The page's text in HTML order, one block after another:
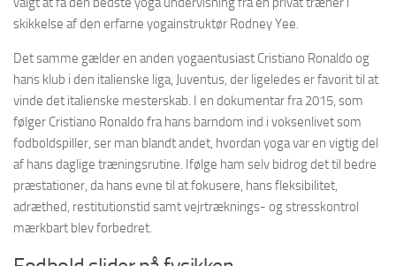
skikkelse af den erfarne yogainstruktør Rodney Yee.
Det samme gælder en anden yogaentusiast Cristiano Ronaldo og
hans klub i den italienske liga, Juventus, der ligeledes er favorit til at
vinde det italienske mesterskab. I en dokumentar fra 2015, som
følger Cristiano Ronaldo fra hans barndom ind i voksenlivet som
fodboldspiller, ser man blandt andet, hvordan yoga var en vigtig del
af hans daglige træningsrutine. Ifølge ham selv bidrog det til bedre
præstationer, da hans evne til at fokusere, hans fleksibilitet,
adræthed, restitutionstid samt vejrtræknings- og stresskontrol
mærkbart blev forbedret.